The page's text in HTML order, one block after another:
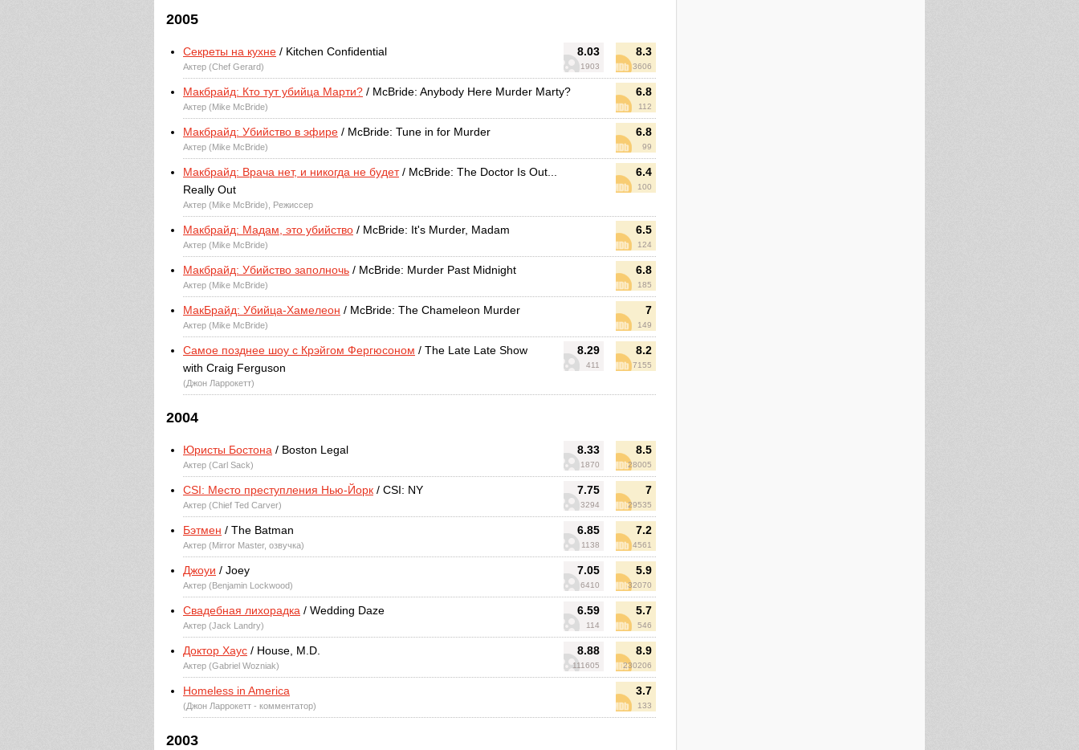
2005
8.03
1903
8.3
3606
Секреты на кухне / Kitchen Confidential
Актер (Chef Gerard)
6.8
112
Макбрайд: Кто тут убийца Марти? / McBride: Anybody Here Murder Marty?
Актер (Mike McBride)
6.8
99
Макбрайд: Убийство в эфире / McBride: Tune in for Murder
Актер (Mike McBride)
6.4
100
Макбрайд: Врача нет, и никогда не будет/ McBride: The Doctor Is Out...
Really Out
Актер (Mike McBride), Режиссер
6.5
124
Макбрайд: Мадам, это убийство / McBride: It's Murder, Madam
Актер (Mike McBride)
6.8
185
Макбрайд: Убийство заполночь / McBride: Murder Past Midnight
Актер (Mike McBride)
7
149
МакБрайд: Убийца-Хамелеон / McBride: The Chameleon Murder
Актер (Mike McBride)
8.29
411
8.2
7155
Самое позднее шоу с Крэйгом Фергюсоном / The Late Late Show
with Craig Ferguson
(Джон Ларрокетт)
2004
8.33
1870
8.5
28005
Юристы Бостона / Boston Legal
Актер (Carl Sack)
7.75
3294
7
29535
CSI: Место преступления Нью-Йорк / CSI: NY
Актер (Chief Ted Carver)
6.85
1138
7.2
4561
Бэтмен / The Batman
Актер (Mirror Master, озвучка)
7.05
6410
5.9
32070
Джоуи / Joey
Актер (Benjamin Lockwood)
6.59
114
5.7
546
Свадебная лихорадка / Wedding Daze
Актер (Jack Landry)
8.88
111605
8.9
230206
Доктор Хаус / House, M.D.
Актер (Gabriel Wozniak)
3.7
133
Homeless in America
(Джон Ларрокетт - комментатор)
2003